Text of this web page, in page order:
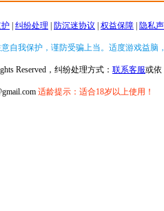
| 纠纷处理 | 防沉迷协议 | 权益保障 | 隐私
自我保护，谨防受骗上当。适度游戏益
Reserved，纠纷处理方式： 联系客服或依
适龄提示：适合18岁以上使用！